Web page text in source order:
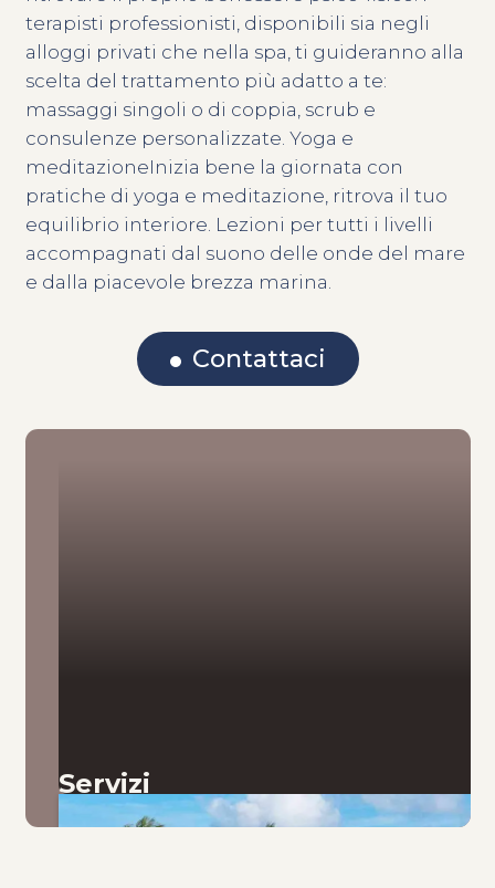
terapisti professionisti, disponibili sia negli
alloggi privati che nella spa, ti guideranno alla
scelta del trattamento più adatto a te:
massaggi singoli o di coppia, scrub e
consulenze personalizzate. Yoga e
meditazioneInizia bene la giornata con
pratiche di yoga e meditazione, ritrova il tuo
equilibrio interiore. Lezioni per tutti i livelli
accompagnati dal suono delle onde del mare
e dalla piacevole brezza marina.
Contattaci
Servizi